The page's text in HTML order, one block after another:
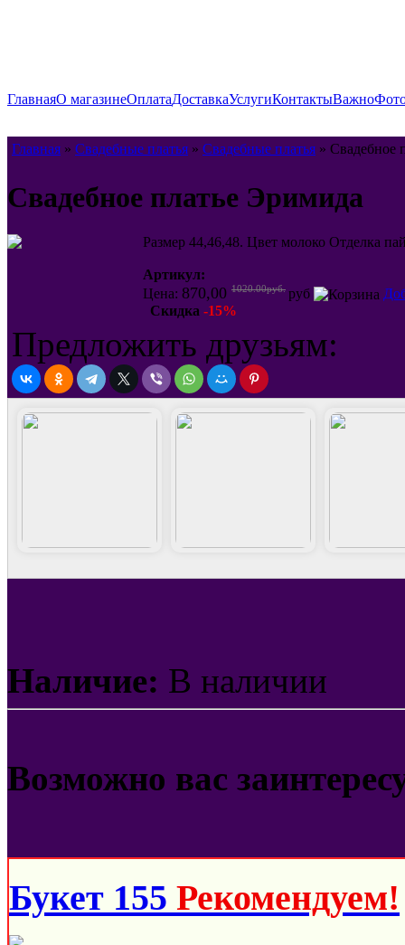
ГлавнаяО магазинеОплатаДоставкаУслугиКонтактыВажно
Главная » Свадебные платья » Свадебные платья » Свадебное
Свадебное платье Эримида
Размер 44,46,48. Цвет молоко
Артикул:
Цена: 870,00 1020.00руб. руб
Скидка -15%
Предложить друзьям:
Наличие: В наличии
Возможно вас
Букет 155 Рекомендуем!